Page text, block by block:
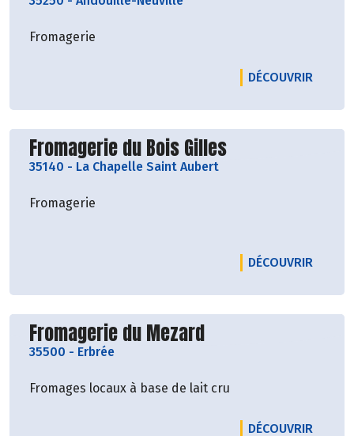
Fromagerie
DÉCOUVRIR
Découvrir le producteur
Fromagerie du Bois Gilles
35140 - La Chapelle Saint Aubert
Fromagerie
DÉCOUVRIR
Découvrir le producteur
Fromagerie du Mezard
35500 - Erbrée
Fromages locaux à base de lait cru
DÉCOUVRIR